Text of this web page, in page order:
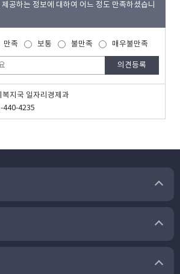
공하는 정보에 대하여 어느 정도 만족하셨습니
만족 보통 불만족 매우불만족
복지국 일자리경제과
440-4235